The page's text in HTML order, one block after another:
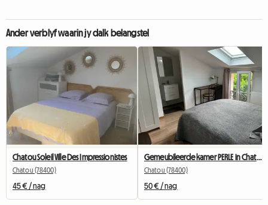
Ander verblyf waarin jy dalk belangstel
Chatou Soleil Ville Des Impressionistes
Chatou (78400)
45 € / nag
Gemeubileerde kamer PERLE in Chatou met privaat badkamer
Chatou (78400)
50 € / nag